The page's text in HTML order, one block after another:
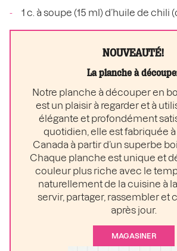
1 c. à soupe (15 ml) d’huile de chili
NOUVEAUTÉ!
La planche à
Notre planche à découper en
est un plaisir à regarder et à
élégante et profondément
quotidien, elle est fabriquée à
Canada à partir d’un superbe
Chaque planche est unique et
couleur plus riche avec le
naturellement de la cuisine à
servir, partager, rassembler et
après jour.
MAGASINER